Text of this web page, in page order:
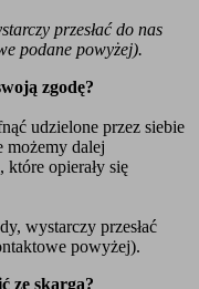
przesłać do nas
podane powyżej).
zgodę?
udzielone przez siebie
możemy dalej
opierały się
wystarczy przesłać
powyżej).
ze skargą?